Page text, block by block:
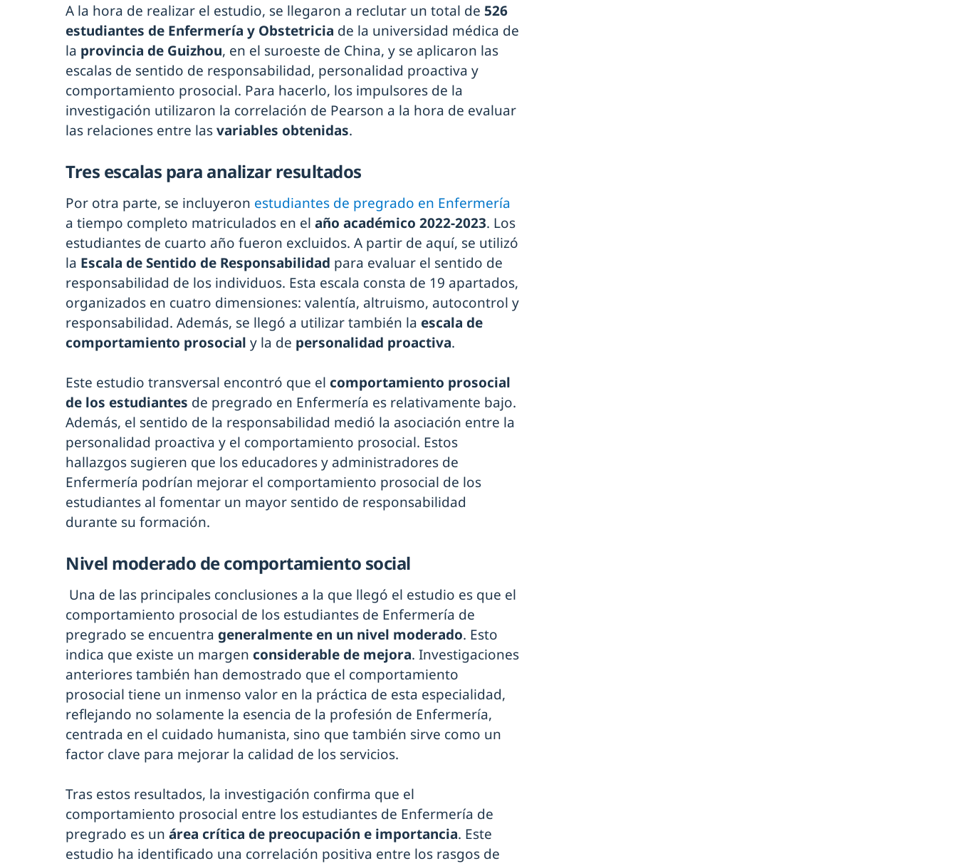
A la hora de realizar el estudio, se llegaron a reclutar un total de 526
estudiantes de Enfermería y Obstetricia de la universidad médica de
la provincia de Guizhou, en el suroeste de China, y se aplicaron las
escalas de sentido de responsabilidad, personalidad proactiva y
comportamiento prosocial. Para hacerlo, los impulsores de la
investigación utilizaron la correlación de Pearson a la hora de evaluar
las relaciones entre lasvariables obtenidas.
Tres escalas para analizar resultados
Por otra parte, se incluyeron estudiantes de pregrado en Enfermería
a tiempo completo matriculados en el año académico 2022-2023. Los
estudiantes de cuarto año fueron excluidos. A partir de aquí, se utilizó
la Escala de Sentido de Responsabilidad para evaluar el sentido de
responsabilidad de los individuos. Esta escala consta de 19 apartados,
organizados en cuatro dimensiones: valentía, altruismo, autocontrol y
responsabilidad. Además, se llegó a utilizar también la escala de
comportamiento prosocial y la de personalidad proactiva.
Este estudio transversal encontró que el comportamiento prosocial
de los estudiantes de pregrado en Enfermería es relativamente bajo.
Además, el sentido de la responsabilidad medió la asociación entre la
personalidad proactiva y el comportamiento prosocial. Estos
hallazgos sugieren que los educadores y administradores de
Enfermería podrían mejorar el comportamiento prosocial de los
estudiantes al fomentar un mayor sentido de responsabilidad
durante su formación.
Nivel moderado de comportamiento social
Una de las principales conclusiones a la que llegó el estudio es que el
comportamiento prosocial de los estudiantes de Enfermería de
pregrado se encuentra generalmente en un nivel moderado. Esto
indica que existe un margen considerable de mejora. Investigaciones
anteriores también han demostrado que el comportamiento
prosocial tiene un inmenso valor en la práctica de esta especialidad,
reflejando no solamente la esencia de la profesión de Enfermería,
centrada en el cuidado humanista, sino que también sirve como un
factor clave para mejorar la calidad de los servicios.
Tras estos resultados, la investigación confirma que el
comportamiento prosocial entre los estudiantes de Enfermería de
pregrado es un área crítica de preocupación e importancia. Este
estudio ha identificado una correlación positiva entre los rasgos de